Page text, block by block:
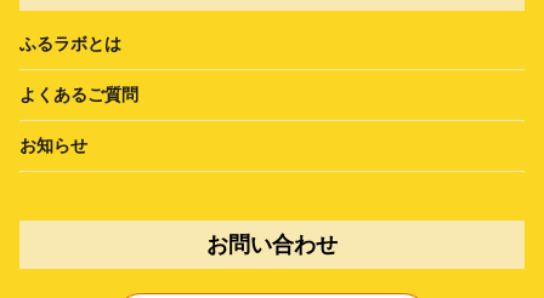
ふるラボとは
よくあるご質問
お知らせ
お問い合わせ